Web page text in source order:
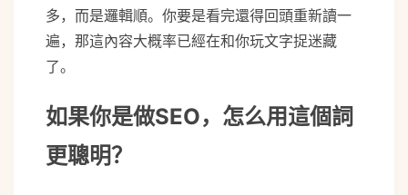
多，而是邏輯順。你要是看完還得回頭重新讀一
遍，那這內容大概率已經在和你玩文字捉迷藏
了。
如果你是做SEO，怎么用這個詞
更聰明？